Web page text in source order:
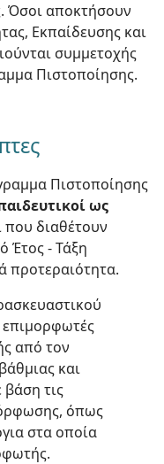
Όσοι αποκτήσουν
Εκπαίδευσης και
συμμετοχής
Πιστοποίησης.
Πιστοποίησης
ως
που διαθέτουν
Έτος - Τάξη
προτεραιότητα.
από τον
και
τις
όπως
στα οποία